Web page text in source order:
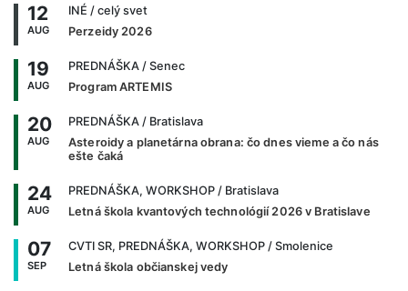
12
AUG
INÉ / celý svet
Perzeidy 2026
19
AUG
PREDNÁŠKA / Senec
Program ARTEMIS
20
AUG
PREDNÁŠKA / Bratislava
Asteroidy a planetárna obrana: čo dnes vieme a čo nás
ešte čaká
24
AUG
PREDNÁŠKA, WORKSHOP / Bratislava
Letná škola kvantových technológií 2026 v Bratislave
07
SEP
CVTI SR, PREDNÁŠKA, WORKSHOP / Smolenice
Letná škola občianskej vedy